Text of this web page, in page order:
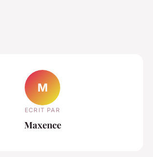
M
ECRIT PAR
Maxence